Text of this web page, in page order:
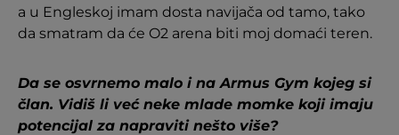
a u Engleskoj imam dosta navijača od tamo, tako
da smatram da će O2 arena biti moj domaći teren.
Da se osvrnemo malo i na Armus Gym kojeg si
član. Vidiš li već neke mlade momke koji imaju
potencijal za napraviti nešto više?